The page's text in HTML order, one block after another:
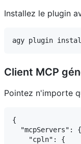
Installez le plugin
Client MCP
Pointez n'importe
{
  "mcpServers": {
    "cpln": {